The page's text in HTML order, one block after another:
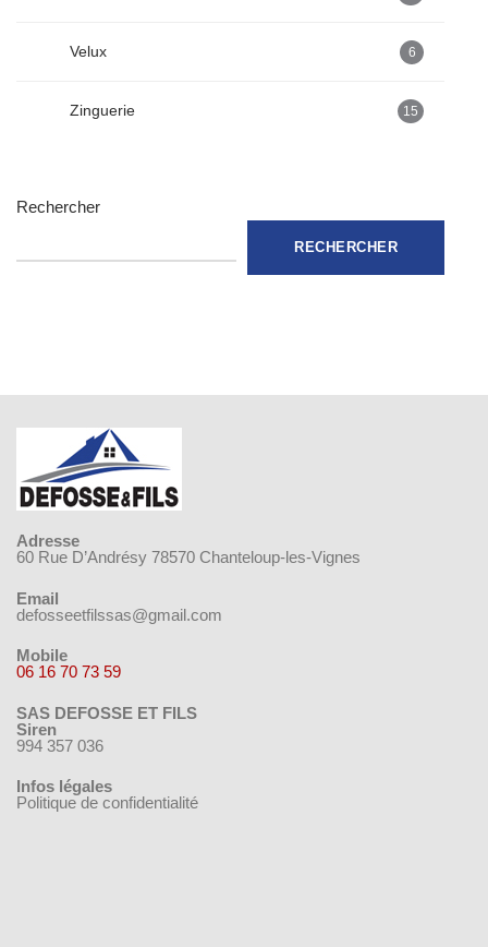
Velux 6
Zinguerie 15
Rechercher
RECHERCHER
Adresse
60 Rue D’Andrésy 78570 Chanteloup-les-Vignes
Email
defosseetfilssas@gmail.com
Mobile
06 16 70 73 59
SAS DEFOSSE ET FILS
Siren
994 357 036
Infos légales
Politique de confidentialité